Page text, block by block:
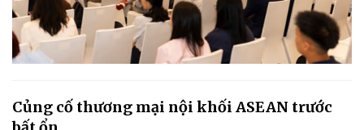
Củng cố thương mại nội khối ASEAN trước